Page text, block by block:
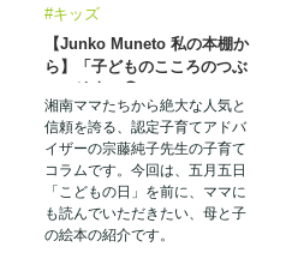
#キッズ
【Junko Muneto 私の本棚か
ら】「子どものこころのつぶ
湘南ママたちから絶大な人気と
信頼を誇る、認定子育てアドバ
イザーの宗藤純子先生の子育て
コラムです。今回は、五月五日
「こどもの日」を前に、ママに
も読んでいただきたい、母と子
の絵本の紹介です。